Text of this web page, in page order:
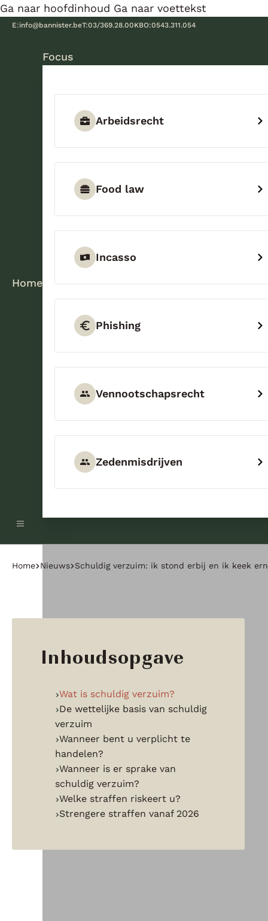
Ga naar hoofdinhoud Ga naar voettekst
E:info@bannister.beT:03/369.28.00KBO:0543.311.054
Home
Focus
Arbeidsrecht
Food law
Incasso
Phishing
Vennootschapsrecht
Zedenmisdrijven
Home Nieuws Schuldig verzuim: ik stond erbij en ik keek
Inhoudsopgave
Wat is schuldig verzuim?
De wettelijke basis van schuldig
verzuim
Wanneer bent u verplicht te
handelen?
Wanneer is er sprake van
schuldig verzuim?
Welke straffen riskeert u?
Strengere straffen vanaf 2026